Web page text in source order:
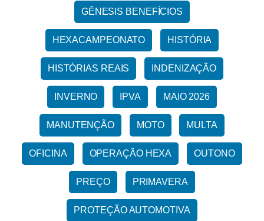
GÊNESIS BENEFÍCIOS
HEXACAMPEONATO HISTÓRIA
HISTÓRIAS REAIS INDENIZAÇÃO
INVERNO IPVA MAIO 2026
MANUTENÇÃO MOTO MULTA
OFICINA OPERAÇÃO HEXA OUTONO
PREÇO PRIMAVERA
PROTEÇÃO AUTOMOTIVA